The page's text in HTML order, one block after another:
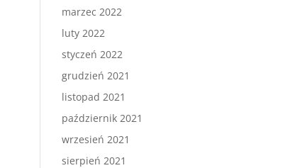
marzec 2022
luty 2022
styczeń 2022
grudzień 2021
listopad 2021
październik 2021
wrzesień 2021
sierpień 2021